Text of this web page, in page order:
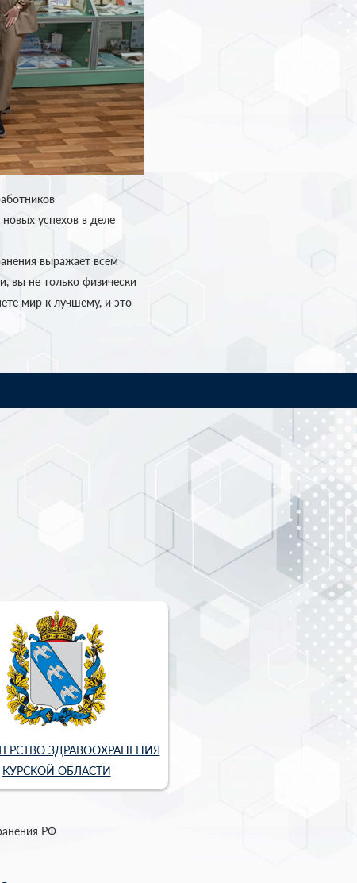
успехов в деле
выражает всем
вы не только физически
мир к лучшему, и это
ЗДРАВООХРАНЕНИЯ
КУРСКОЙ ОБЛАСТИ
РФ